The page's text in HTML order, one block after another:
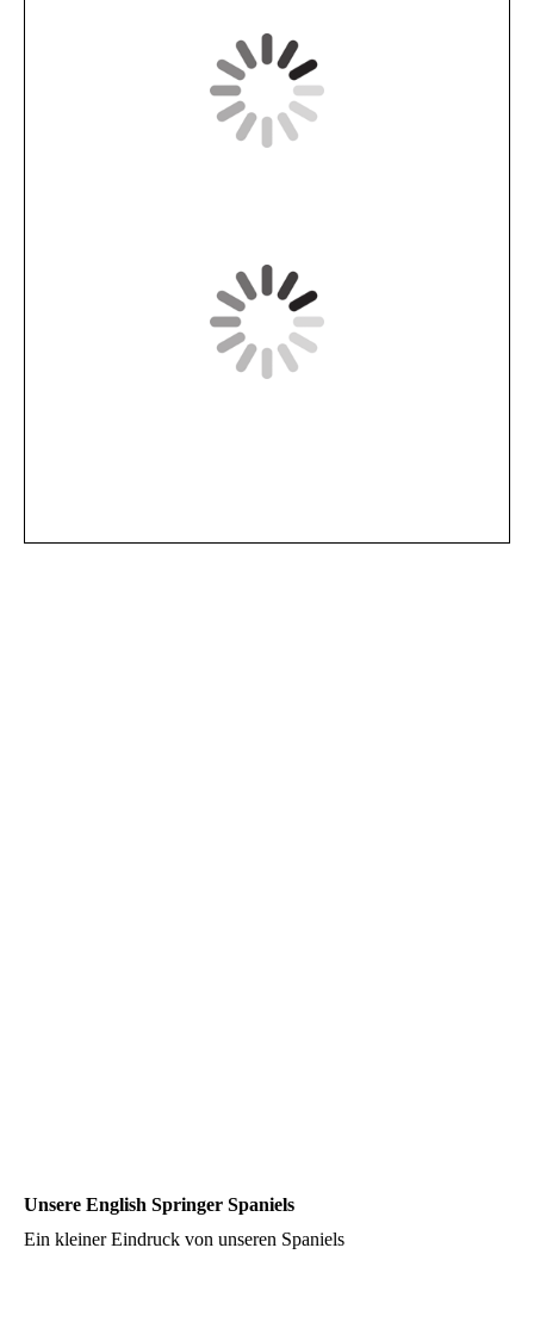
Unsere English Springer Spaniels
Ein kleiner Eindruck von unseren Spaniels